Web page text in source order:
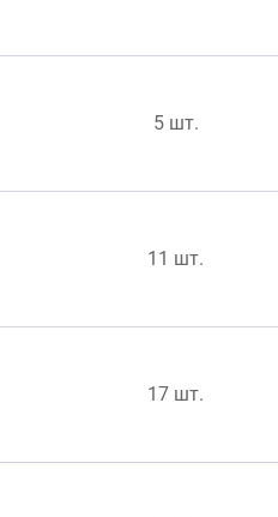
5 шт.
11 шт.
17 шт.